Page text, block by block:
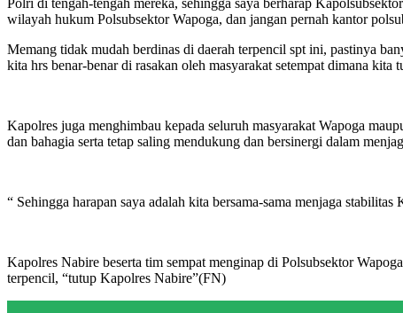
Polri di tengah-tengah mereka, sehingga saya berharap
wilayah hukum Polsubsektor Wapoga, dan jangan pernah kantor
Memang tidak mudah berdinas di daerah terpencil spt ini, pastinya
kita hrs benar-benar di rasakan oleh masyarakat setempat dimana kita
Kapolres juga menghimbau kepada seluruh masyarakat Wapoga
dan bahagia serta tetap saling mendukung dan bersinergi dalam
“ Sehingga harapan saya adalah kita bersama-sama menjaga
Kapolres Nabire beserta tim sempat menginap di Polsubsektor
terpencil, “tutup Kapolres Nabire”(FN)